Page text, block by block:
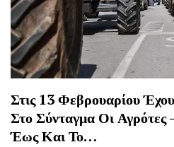
Στις 13 Φεβρουαρίου
Στο Σύνταγμα Οι
Έως Και Το…